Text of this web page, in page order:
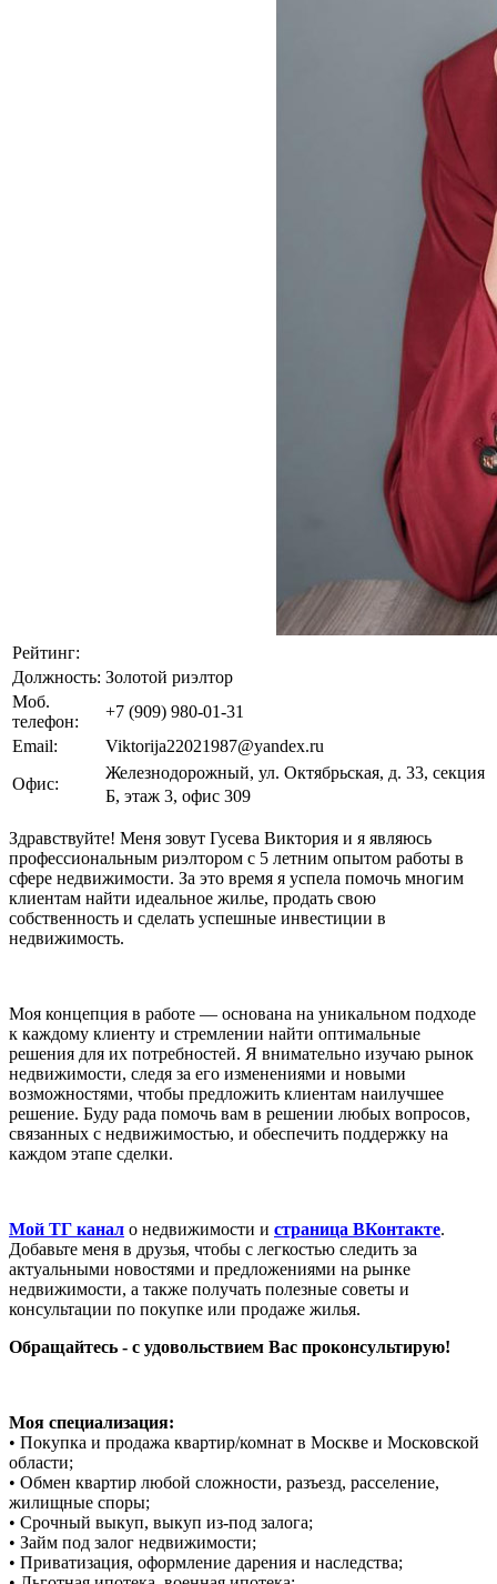
Рейтинг:
Должность: Золотой риэлтор
Моб.
телефон:
+7 (909) 980-01-31
Email:
Viktorija22021987@yandex.ru
Офис:
Железнодорожный, ул. Октябрьская, д. 33, секция
Б, этаж 3, офис 309
Здравствуйте! Меня зовут Гусева Виктория и я являюсь
профессиональным риэлтором с 5 летним опытом работы в
сфере недвижимости. За это время я успела помочь многим
клиентам найти идеальное жилье, продать свою
собственность и сделать успешные инвестиции в
недвижимость.
Моя концепция в работе — основана на уникальном подходе
к каждому клиенту и стремлении найти оптимальные
решения для их потребностей. Я внимательно изучаю рынок
недвижимости, следя за его изменениями и новыми
возможностями, чтобы предложить клиентам наилучшее
решение. Буду рада помочь вам в решении любых вопросов,
связанных с недвижимостью, и обеспечить поддержку на
каждом этапе сделки.
Мой ТГ канал о недвижимости и страница ВКонтакте.
Добавьте меня в друзья, чтобы с легкостью следить за
актуальными новостями и предложениями на рынке
недвижимости, а также получать полезные советы и
консультации по покупке или продаже жилья.
Обращайтесь - с удовольствием Вас проконсультирую!
Моя специализация:
• Покупка и продажа квартир/комнат в Москве и Московской
области;
• Обмен квартир любой сложности, разъезд, расселение,
жилищные споры;
• Срочный выкуп, выкуп из-под залога;
• Займ под залог недвижимости;
• Приватизация, оформление дарения и наследства;